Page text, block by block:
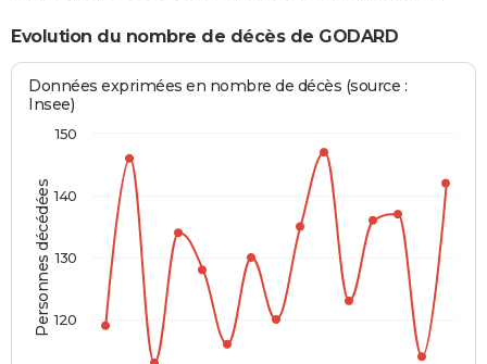
Evolution du nombre de décès de GODARD
Personnes décédées
Données exprimées en nombre de décès (source :
Insee)
120
130
140
150